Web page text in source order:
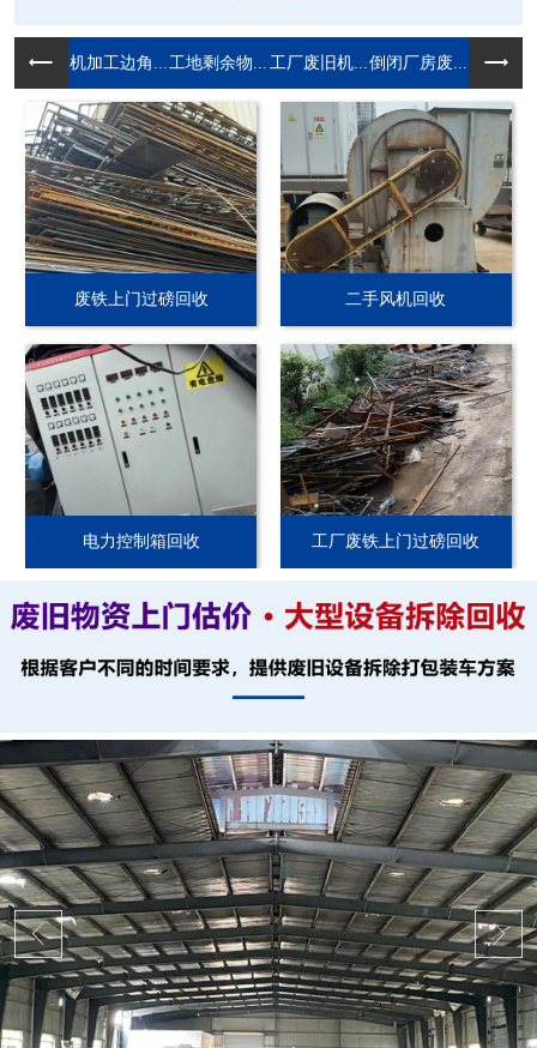
机加工边角... 工地剩余物... 工厂废旧机... 倒闭厂房废...
废铁上门过磅回收 二手风机回收
电力控制箱回收 工厂废铁上门过磅回收